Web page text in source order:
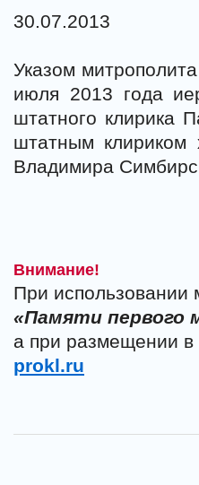
30.07.2013
Указом
июля 2013 года
штатного клирика
штатным клириком
Владимира
Внимание!
При использовании
«Памяти первого
а при размещении в
prokl.ru